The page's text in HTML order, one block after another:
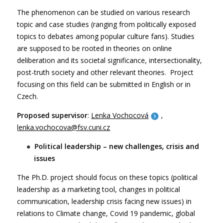
The phenomenon can be studied on various research
topic and case studies (ranging from politically exposed
topics to debates among popular culture fans). Studies
are supposed to be rooted in theories on online
deliberation and its societal significance, intersectionality,
post-truth society and other relevant theories. Project
focusing on this field can be submitted in English or in
Czech.
Proposed supervisor: Lenka Vochocová
,
lenka.vochocova@fsv.cuni.cz
Political leadership – new challenges, crisis and
issues
The Ph.D. project should focus on these topics (political
leadership as a marketing tool, changes in political
communication, leadership crisis facing new issues) in
relations to Climate change, Covid 19 pandemic, global